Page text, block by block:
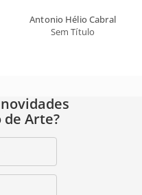
Antonio Hélio Cabral
Sem Título
Arte?